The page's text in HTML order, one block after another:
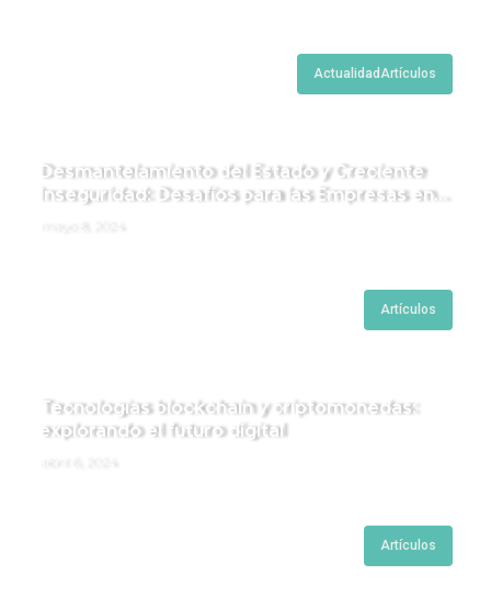
ActualidadArtículos
Desmantelamiento del Estado y Creciente
Inseguridad: Desafíos para las Empresas en
Artículos
Tecnologías blockchain y criptomonedas:
explorando el futuro digital
Artículos